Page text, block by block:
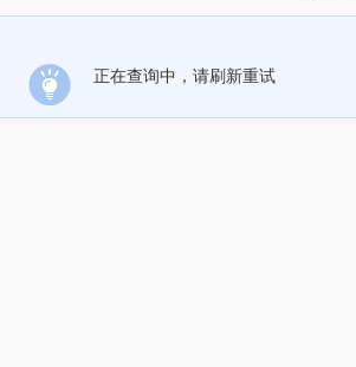
正在查询中，请刷新重试